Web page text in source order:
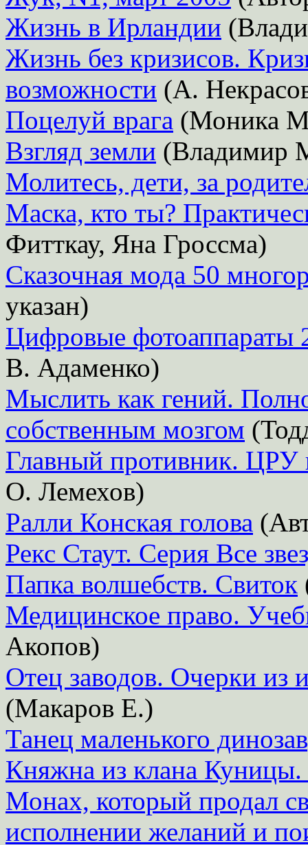
Жизнь в Ирландии
Жизнь без кризисов.
возможности (А.
Поцелуй врага (Моника
Взгляд земли (Владимир
Молитесь, дети, за
Маска, кто ты?
Фитткау, Яна Гроссма)
Сказочная мода 50
указан)
Цифровые фотоаппараты
В. Адаменко)
Мыслить как гений.
собственным мозгом
Главный противник. ЦРУ
О. Лемехов)
Ралли Конская голова
Рекс Стаут. Серия Все
Папка волшебств. Свиток
Медицинское право.
Акопов)
Отец заводов. Очерки из
(Макаров Е.)
Танец маленького
Княжна из клана
Монах, который продал
исполнении желаний и